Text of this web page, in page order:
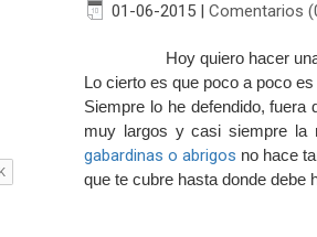
01-06-2015| Comentarios
Hoy quiero hacer
Lo cierto es que poco a poco
Siempre lo he defendido,
muy largos y casi siempre la
gabardinas o abrigos no hace
que te cubre hasta donde debe